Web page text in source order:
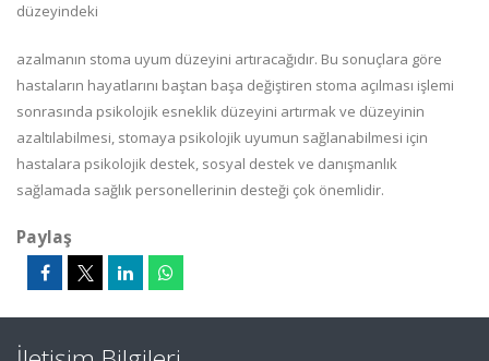
düzeyindeki
azalmanın stoma uyum düzeyini artıracağıdır. Bu sonuçlara göre
hastaların hayatlarını baştan başa değiştiren stoma açılması işlemi
sonrasında psikolojik esneklik düzeyini artırmak ve düzeyinin
azaltılabilmesi, stomaya psikolojik uyumun sağlanabilmesi için
hastalara psikolojik destek, sosyal destek ve danışmanlık
sağlamada sağlık personellerinin desteği çok önemlidir.
Paylaş